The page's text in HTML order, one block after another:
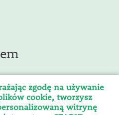
danych osobowych (RODO)
zgodę na używanie
cookie, tworzysz
witrynę